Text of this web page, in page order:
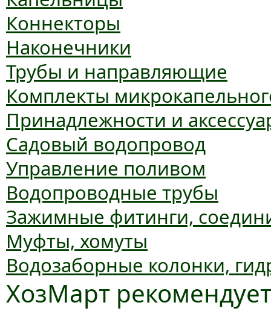
Коннекторы
Наконечники
Трубы и направляющие
Комплекты
Принадлежности и
Садовый водопровод
Управление поливом
Водопроводные трубы
Зажимные фитинги,
Муфты, хомуты
Водозаборные колонки,
ХозМарт рекомендует